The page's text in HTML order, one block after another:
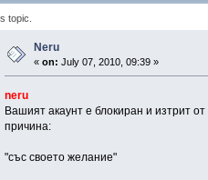
topic.
Neru
« on: July 07, 2010, 09:39 »
neru
Вашият акаунт е блокиран и изтрит
причина:
"със своето желание"